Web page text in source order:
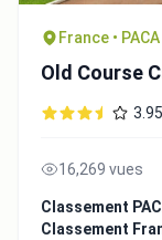
France • PACA
Old Course
16,269 vues
Classement
Classement